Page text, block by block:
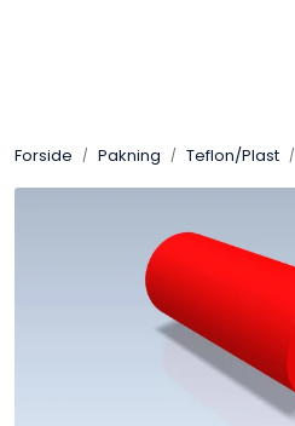
Forside Pakning Teflon/Plast
Pakning